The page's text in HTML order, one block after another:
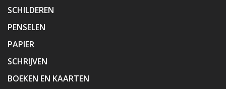
SCHILDEREN
PENSELEN
PAPIER
SCHRIJVEN
BOEKEN EN KAARTEN